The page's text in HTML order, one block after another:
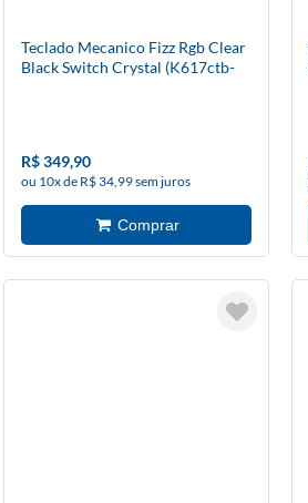
Teclado Mecanico Fizz Rgb Clear
Black Switch Crystal (K617ctb-
R$ 349,90
ou 10x de R$ 34,99 sem juros